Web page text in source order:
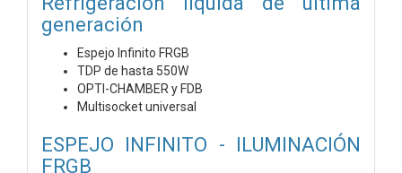
generación
Espejo Infinito FRGB
TDP de hasta 550W
OPTI-CHAMBER y FDB
Multisocket universal
ESPEJO INFINITO - ILUMINACIÓN
FRGB